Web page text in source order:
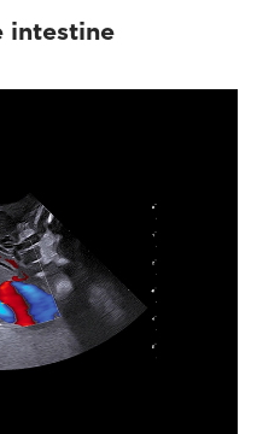
intestine